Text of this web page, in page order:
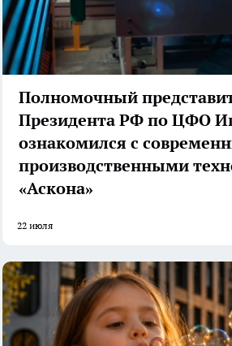
Полномочный
Президента РФ по ЦФО
ознакомился с
производственными
«Аскона»
22 июля